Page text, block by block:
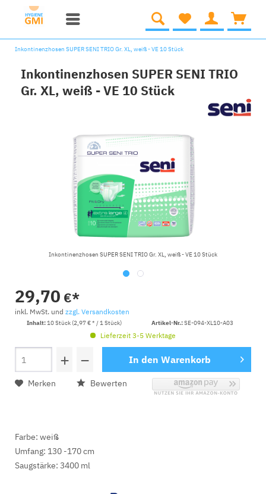
Inkontinenzhosen SUPER SENI TRIO Gr. XL, weiß - VE 10 Stück
Inkontinenzhosen SUPER SENI TRIO
Gr. XL, weiß - VE 10 Stück
Inkontinenzhosen SUPER SENI TRIO Gr. XL, weiß - VE 10 Stück
29,70 €*
inkl. MwSt. und zzgl. Versandkosten
Inhalt:10 Stück (2,97 € * / 1 Stück) Artikel-Nr.:SE-094-XL10-A03
Lieferzeit 3-5 Werktage
+ − In den Warenkorb
Merken Bewerten
Farbe: weiß
Umfang: 130 -170 cm
Saugstärke: 3400 ml